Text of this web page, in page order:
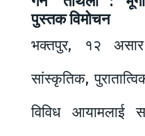
पुस्तक विमोचन
भक्तपुर, १२ असार
सांस्कृतिक,
विविध आयामलाई